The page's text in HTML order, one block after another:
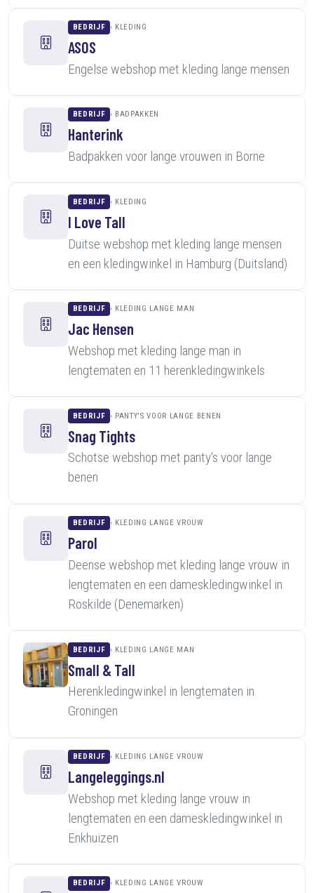
BEDRIJF KLEDING
ASOS
Engelse webshop met kleding lange mensen
BEDRIJF BADPAKKEN
Hanterink
Badpakken voor lange vrouwen in Borne
BEDRIJF KLEDING
I Love Tall
Duitse webshop met kleding lange mensen
en een kledingwinkel in Hamburg (Duitsland)
BEDRIJF KLEDING LANGE MAN
Jac Hensen
Webshop met kleding lange man in
lengtematen en 11 herenkledingwinkels
BEDRIJF PANTY'S VOOR LANGE BENEN
Snag Tights
Schotse webshop met panty's voor lange
benen
BEDRIJF KLEDING LANGE VROUW
Parol
Deense webshop met kleding lange vrouw in
lengtematen en een dameskledingwinkel in
Roskilde (Denemarken)
BEDRIJF KLEDING LANGE MAN
Small & Tall
Herenkledingwinkel in lengtematen in
Groningen
BEDRIJF KLEDING LANGE VROUW
Langeleggings.nl
Webshop met kleding lange vrouw in
lengtematen en een dameskledingwinkel in
Enkhuizen
BEDRIJF KLEDING LANGE VROUW